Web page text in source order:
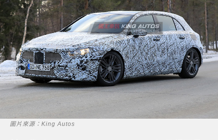
圖片來源：King Autos